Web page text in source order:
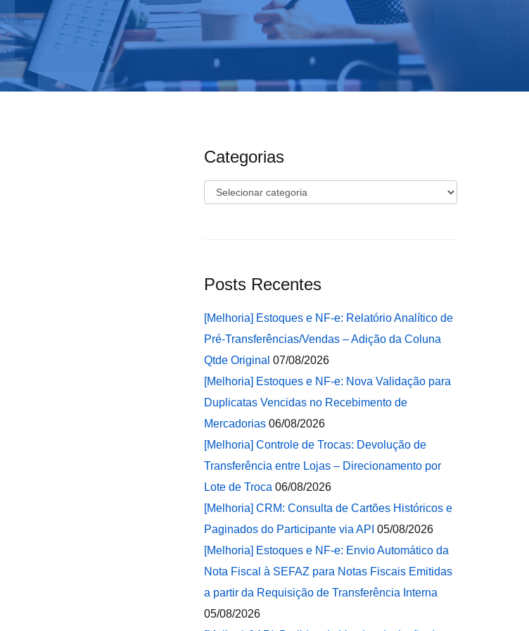
Categorias
Categorias
Posts Recentes
[Melhoria] Estoques e NF-e: Relatório Analítico de
Pré-Transferências/Vendas – Adição da Coluna
Qtde Original 07/08/2026
[Melhoria] Estoques e NF-e: Nova Validação para
Duplicatas Vencidas no Recebimento de
Mercadorias 06/08/2026
[Melhoria] Controle de Trocas: Devolução de
Transferência entre Lojas – Direcionamento por
Lote de Troca 06/08/2026
[Melhoria] CRM: Consulta de Cartões Históricos e
Paginados do Participante via API 05/08/2026
[Melhoria] Estoques e NF-e: Envio Automático da
Nota Fiscal à SEFAZ para Notas Fiscais Emitidas
a partir da Requisição de Transferência Interna
05/08/2026